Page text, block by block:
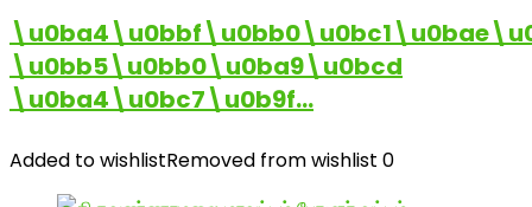
\u0bb5\u0bb0\u0ba9\u0bcd
\u0ba4\u0bc7\u0b9f…
Added to wishlistRemoved from wishlist 0